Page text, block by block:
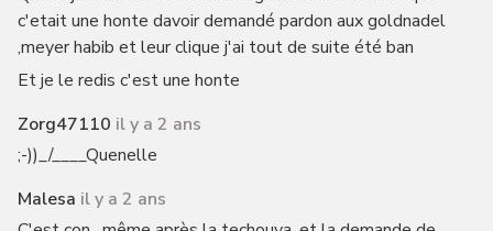
c'etait une honte davoir demandé pardon aux goldnadel
,meyer habib et leur clique j'ai tout de suite été ban
Et je le redis c'est une honte
Zorg47110 il y a 2 ans
;-))_/____Quenelle
Malesa il y a 2 ans